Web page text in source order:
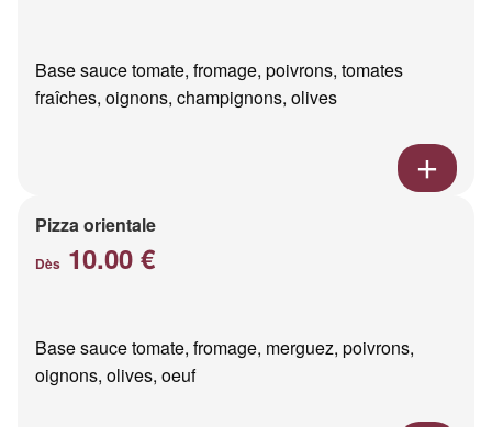
Base sauce tomate, fromage, poivrons, tomates
fraîches, oignons, champignons, olives
Pizza orientale
Dès 10.00 €
Base sauce tomate, fromage, merguez, poivrons,
oignons, olives, oeuf